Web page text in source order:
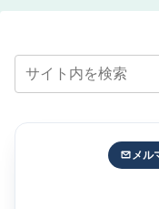
メル